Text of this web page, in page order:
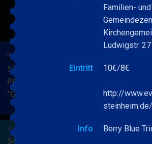
BERRY BLUE & BAND
53. JAZZ Matinee in den
PARKSIDE STUDIOS
"Gypsy Jazz"
BAND
BERRY BLUE & BAND
54. JAZZ Matinee in den
Familien- und
Ludwigstr.
Eintritt 10€/8€
http://
Info Berry Blue